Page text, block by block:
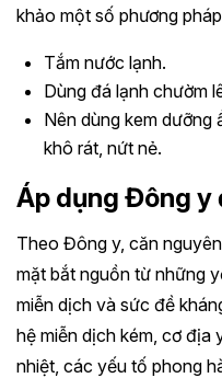
khảo một số phương
Tắm nước lạnh.
Dùng đá lạnh chườm
Nên dùng kem dưỡng
khô rát, nứt nẻ.
Áp dụng Đông y
Theo Đông y, căn
mặt bắt nguồn từ những
miễn dịch và sức đề
hệ miễn dịch kém, cơ địa
nhiệt, các yếu tố phong